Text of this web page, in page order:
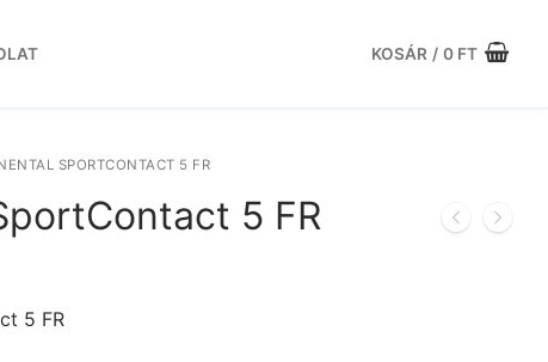
KOSÁR / 0 FT
SPORTCONTACT 5 FR
5 FR
5 FR